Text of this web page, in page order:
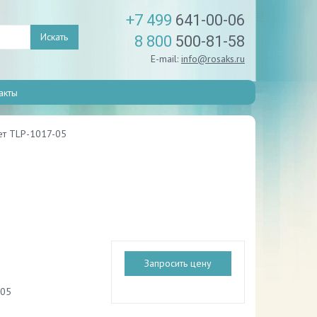
Искать
+7 499 641-00-06
8 800 500-81-58
E-mail: info@rosaks.ru
TLP-1017-05
Запросить цену